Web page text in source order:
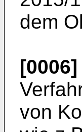
dem
[0006]
von